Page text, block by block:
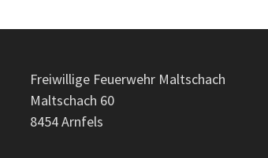
Freiwillige Feuerwehr Maltschach
Maltschach 60
8454 Arnfels